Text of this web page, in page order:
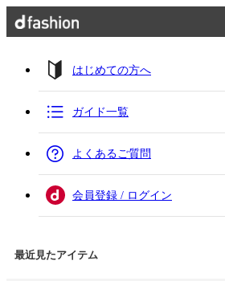
はじめての方へ
ガイド一覧
よくあるご質問
会員登録 / ログイン
最近見たアイテム